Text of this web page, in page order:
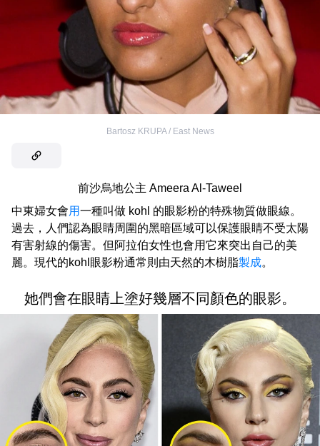
Bartosz KRUPA / East News
前沙烏地公主 Ameera Al-Taweel
中東婦女會用一種叫做 kohl 的眼影粉的特殊物質做眼線。
過去，人們認為眼睛周圍的黑暗區域可以保護眼睛不受太陽
有害射線的傷害。但阿拉伯女性也會用它來突出自己的美
麗。現代的kohl眼影粉通常則由天然的木樹脂製成。
她們會在眼睛上塗好幾層不同顏色的眼影。